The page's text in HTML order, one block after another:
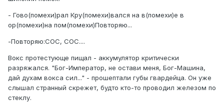
- Гово(помехи)рал Кру(помехи)вался на в(помехи)е в
ор(помехи)на пом(помехи)Повторяю...
-Повторяю:СОС, СОС....
Вокс протестующе пищал - аккумулятор критически
разряжался. "Бог-Император, не остави меня, Бог-Машина,
дай духам вокса сил..." - прошептали губы гвардейца. Он уже
слышал странный скрежет, будто кто-то проводил железом по
стеклу.